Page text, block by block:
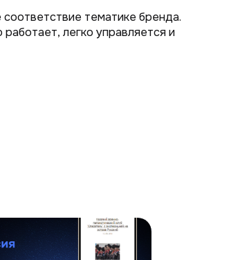
тематике бренда.
легко управляется и